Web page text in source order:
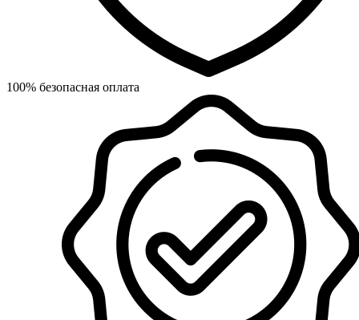
100% безопасная оплата